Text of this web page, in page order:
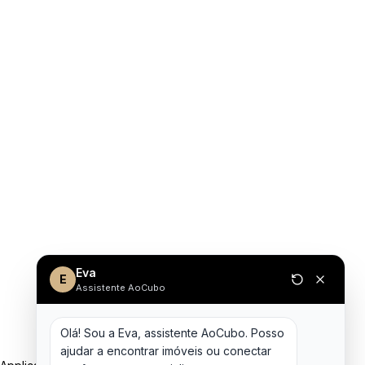
E Eva
Assistente AoCubo
Olá! Sou a Eva, assistente AoCubo. Posso
ajudar a encontrar imóveis ou conectar